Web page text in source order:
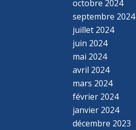
octobre 2024
septembre 2024
juillet 2024
juin 2024
mai 2024
avril 2024
mars 2024
février 2024
janvier 2024
décembre 2023